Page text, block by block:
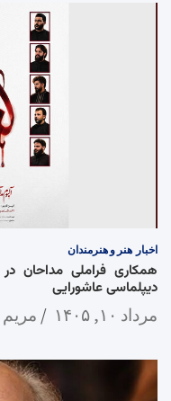
اخبار هنر و هنرمندان
همکاری فراملی مداحان در
دیپلماسی عاشورایی
مرداد ۱۰, ۱۴۰۵